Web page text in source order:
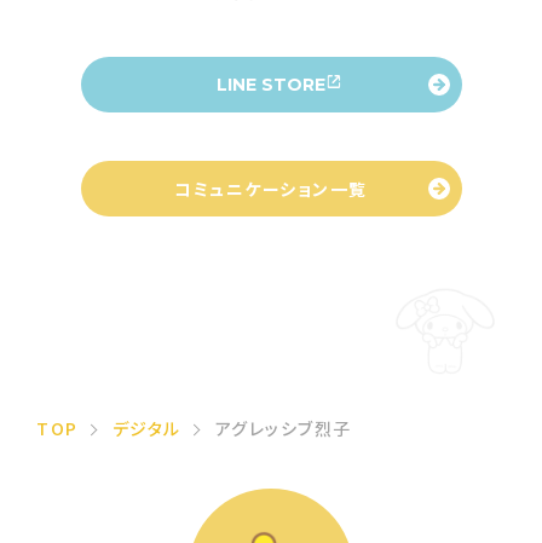
LINE STORE
コミュニケーション一覧
TOP デジタル アグレッシブ烈子